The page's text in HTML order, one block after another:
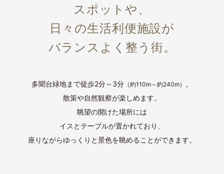
スポットや、
日々の生活利便施設が
バランスよく整う街。
多聞台緑地まで徒歩2分～3分 （約110m～約240m） 。
散策や自然観察が楽しめます。
眺望の開けた場所には
イスとテーブルが置かれており、
座りながらゆっくりと景色を眺めることができます。